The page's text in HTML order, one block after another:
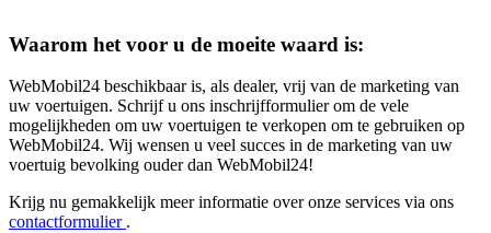
Waarom het voor u de moeite waard is:
WebMobil24 beschikbaar is, als dealer, vrij van de marketing van
uw voertuigen. Schrijf u ons inschrijfformulier om de vele
mogelijkheden om uw voertuigen te verkopen om te gebruiken op
WebMobil24. Wij wensen u veel succes in de marketing van uw
voertuig bevolking ouder dan WebMobil24!
Krijg nu gemakkelijk meer informatie over onze services via ons
contactformulier .